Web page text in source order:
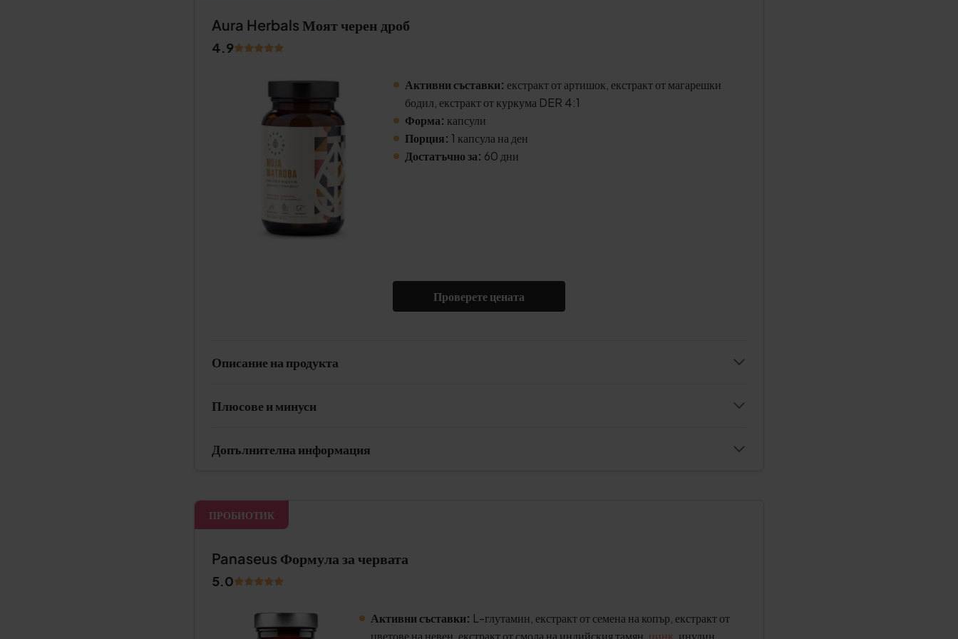
Aura Herbals Моят черен дроб
4.9
Активни съставки: екстракт от артишок, екстракт от магарешки
бодил, екстракт от куркума DER 4:1
Форма: капсули
Порция: 1 капсула на ден
Достатъчно за: 60 дни
Проверете цената
Описание на продукта
Плюсове и минуси
Допълнителна информация
ПРОБИОТИК
Panaseus Формула за червата
5.0
Активни съставки: L-глутамин, екстракт от семена на копър, екстракт от
цветове на невен, екстракт от смола на индийския тамян, цинк , инулин,